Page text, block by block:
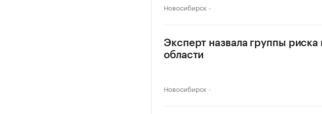
Новосибирск
Эксперт назвала группы
области
Новосибирск